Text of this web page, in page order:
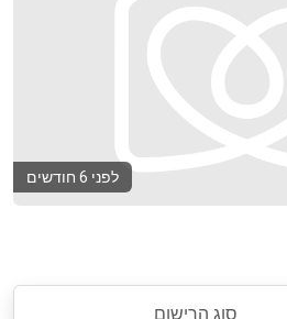
לפני 6 חודשים
סוג הרישום